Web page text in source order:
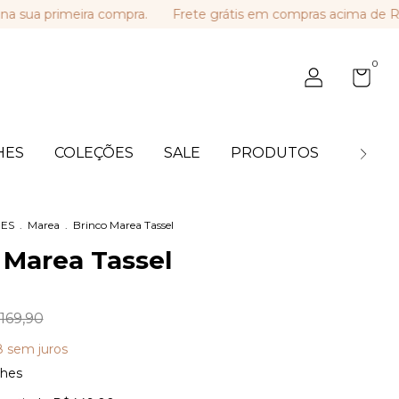
compra. Frete grátis em compras acima de R$
0
COLEÇÕES SALE PRODUTOS BLOG
. Marea . Brinco Marea Tassel
Tassel
sem juros